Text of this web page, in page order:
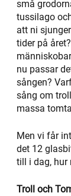
små
tussilago
att ni
tider på
nu passar
sången?
sång om
massa
Men vi får
det 12
till i dag, hur
Troll och